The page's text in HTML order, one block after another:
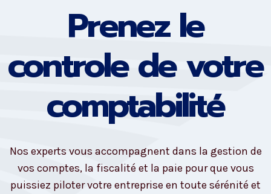
Prenez le
controle de votre
comptabilité
Nos experts vous accompagnent dans la gestion de
vos comptes, la fiscalité et la paie pour que vous
puissiez piloter votre entreprise en toute sérénité et